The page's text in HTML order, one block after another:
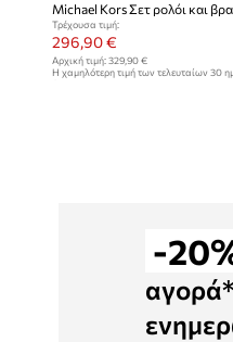
Τρέχουσα τιμή:
296,90 €
Αρχική τιμή: 329,90 €
Η χαμηλότερη τιμή των τελευταίων 30
-